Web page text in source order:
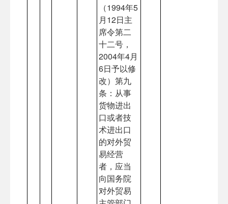
（1994年5
月12日主
席令第二
十二号，
2004年4月
6日予以修
改）第九
条：从事
货物进出
口或者技
术进出口
的对外贸
易经营
者，应当
向国务院
对外贸易